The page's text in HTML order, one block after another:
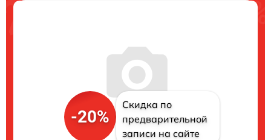
-20%
Скидка по
предварительной
записи на сайте